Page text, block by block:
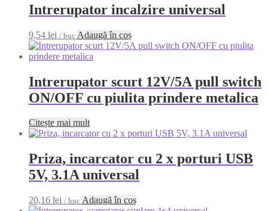
Intrerupator incalzire universal
9,54 lei / buc Adaugă în coș
Intrerupator scurt 12V/5A pull switch
ON/OFF cu piulita prindere metalica
Citește mai mult
Priza, incarcator cu 2 x porturi USB
5V, 3.1A universal
20,16 lei / buc Adaugă în coș